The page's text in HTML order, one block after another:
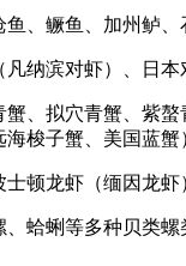
鱼、鳜鱼、加州鲈
凡纳滨对虾）、日
蟹、拟穴青蟹、紫
梭子蟹、美国蓝蟹
士顿龙虾（缅因龙
蛤蜊等多种贝类螺